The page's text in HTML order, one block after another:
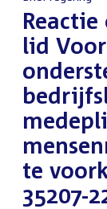
:
lid
te
35207-